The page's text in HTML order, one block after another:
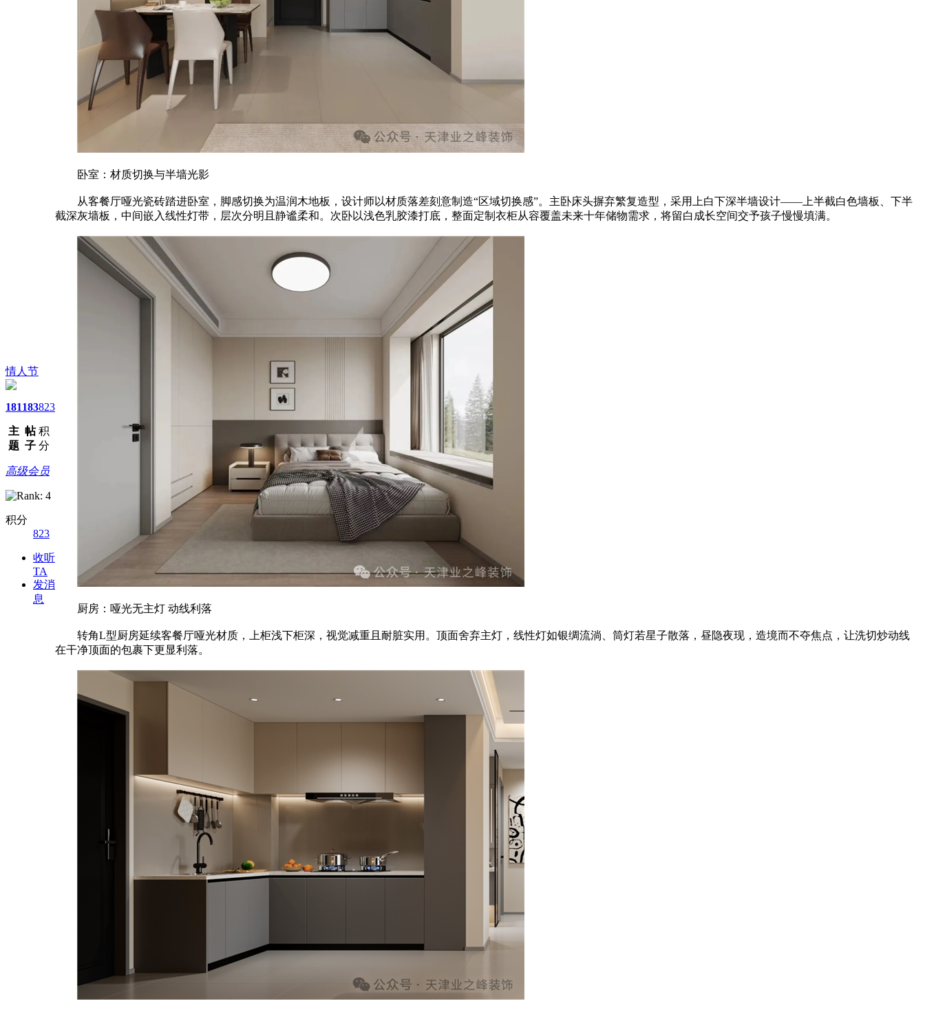
情人节
181
主
题
183
帖
子
823
积
分
高级会员
积分
823
收听
TA
发消
息
卧室：材质切换与半墙光影
从客餐厅哑光瓷砖踏进卧室，脚感切换为温润木地板，设计师以材质落差刻意制造“区域切换感”。主卧床头摒弃繁复造型，采用上白下深半墙设计——上半截白色墙板、下半
截深灰墙板，中间嵌入线性灯带，层次分明且静谧柔和。次卧以浅色乳胶漆打底，整面定制衣柜从容覆盖未来十年储物需求，将留白成长空间交予孩子慢慢填满。
厨房：哑光无主灯 动线利落
转角L型厨房延续客餐厅哑光材质，上柜浅下柜深，视觉减重且耐脏实用。顶面舍弃主灯，线性灯如银绸流淌、筒灯若星子散落，昼隐夜现，造境而不夺焦点，让洗切炒动线
在干净顶面的包裹下更显利落。